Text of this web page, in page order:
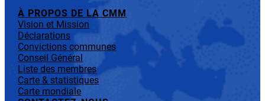
À PROPOS DE LA CMM
Vision et Mission
Déclarations
Convictions communes
Conseil Général
Liste des membres
Carte & statistiques
Carte mondiale